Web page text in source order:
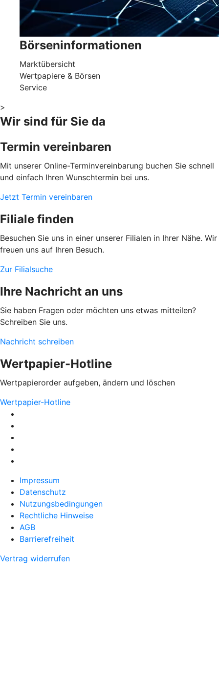
Börseninformationen
Marktübersicht
Wertpapiere & Börsen
Service
>
Wir sind für Sie da
Termin vereinbaren
Mit unserer Online-Terminvereinbarung buchen Sie schnell
und einfach Ihren Wunschtermin bei uns.
Jetzt Termin vereinbaren
Filiale finden
Besuchen Sie uns in einer unserer Filialen in Ihrer Nähe. Wir
freuen uns auf Ihren Besuch.
Zur Filialsuche
Ihre Nachricht an uns
Sie haben Fragen oder möchten uns etwas mitteilen?
Schreiben Sie uns.
Nachricht schreiben
Wertpapier-Hotline
Wertpapierorder aufgeben, ändern und löschen
Wertpapier-Hotline
Impressum
Datenschutz
Nutzungsbedingungen
Rechtliche Hinweise
AGB
Barrierefreiheit
Vertrag widerrufen